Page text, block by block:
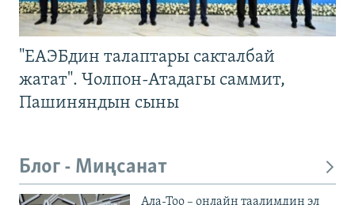
"ЕАЭБдин талаптары сакталбай
жатат". Чолпон-Атадагы саммит,
Пашиняндын сыны
Блог - Миңсанат
Ала-Тоо – онлайн таалимдин эл